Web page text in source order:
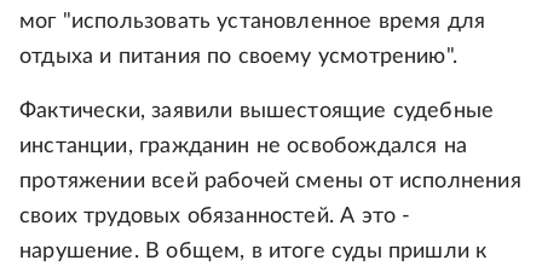
мог "использовать установленное время для
отдыха и питания по своему усмотрению".
Фактически, заявили вышестоящие судебные
инстанции, гражданин не освобождался на
протяжении всей рабочей смены от исполнения
своих трудовых обязанностей. А это -
нарушение. В общем, в итоге суды пришли к